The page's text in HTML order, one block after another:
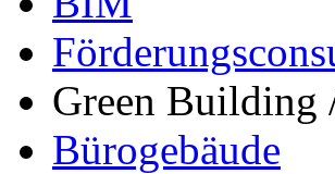
Green Building
Bürogebäude